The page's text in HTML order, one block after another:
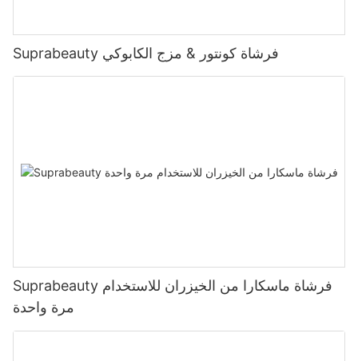
Suprabeauty فرشاة كونتور & مزج الكابوكي
Suprabeauty فرشاة ماسكارا من الخيزران للاستخدام
مرة واحدة